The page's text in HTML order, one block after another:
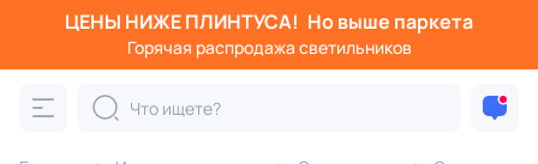
ЦЕНЫ НИЖЕ ПЛИНТУСА! Но выше паркета
Горячая распродажа светильников
Фильтры
Категория: